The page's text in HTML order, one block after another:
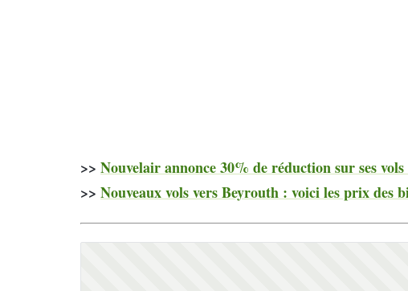
>> Nouvelair annonce 30% de réduction sur ses vols
>> Nouveaux vols vers Beyrouth : voici les prix des